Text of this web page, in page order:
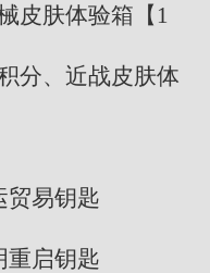
皮肤体验箱【1
分、近战皮肤体
贸易钥匙
重启钥匙